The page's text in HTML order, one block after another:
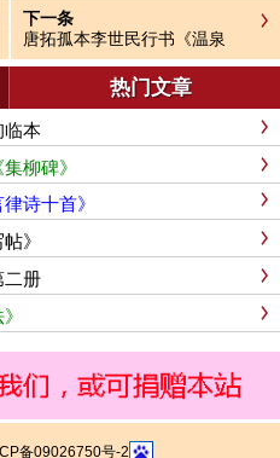
下一条
唐拓孤本李世民行书《温泉
铭》高清版
热门文章
临本
柳碑》
诗十首》
》
二册
备09026750号-2